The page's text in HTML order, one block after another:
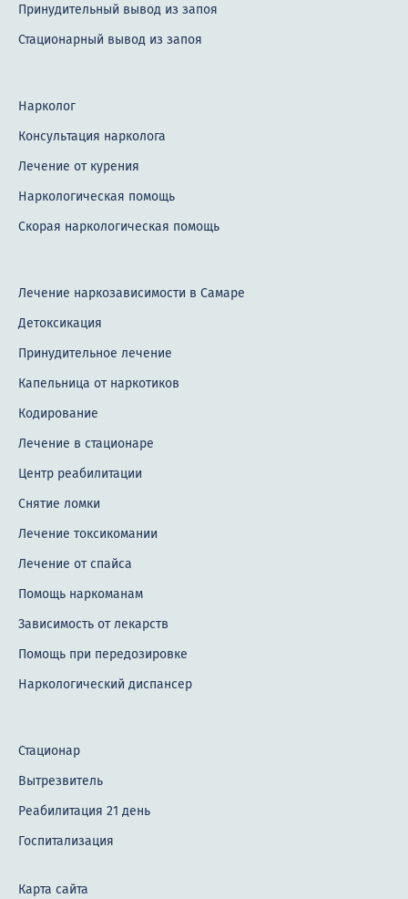
Карта сайта
Принудительный вывод из запоя
Стационарный вывод из запоя
Нарколог
Консультация нарколога
Лечение от курения
Наркологическая помощь
Скорая наркологическая помощь
Лечение наркозависимости в Самаре
Детоксикация
Принудительное лечение
Капельница от наркотиков
Кодирование
Лечение в стационаре
Центр реабилитации
Снятие ломки
Лечение токсикомании
Лечение от спайса
Помощь наркоманам
Зависимость от лекарств
Помощь при передозировке
Наркологический диспансер
Стационар
Вытрезвитель
Реабилитация 21 день
Госпитализация